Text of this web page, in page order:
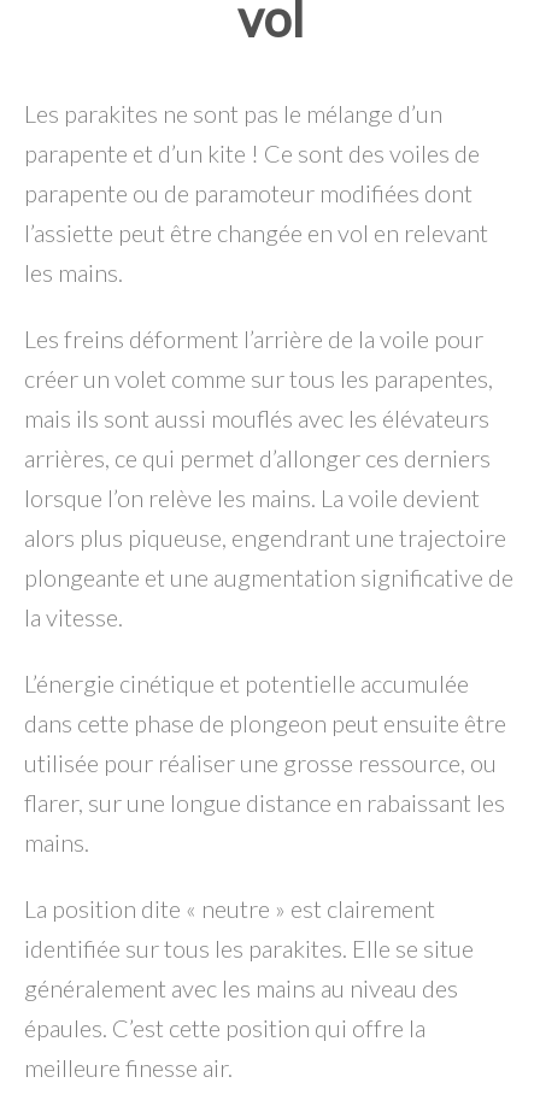
vol
Les parakites ne sont pas le mélange d’un
parapente et d’un kite ! Ce sont des voiles de
parapente ou de paramoteur modifiées dont
l’assiette peut être changée en vol en relevant
les mains.
Les freins déforment l’arrière de la voile pour
créer un volet comme sur tous les parapentes,
mais ils sont aussi mouflés avec les élévateurs
arrières, ce qui permet d’allonger ces derniers
lorsque l’on relève les mains. La voile devient
alors plus piqueuse, engendrant une trajectoire
plongeante et une augmentation significative de
la vitesse.
L’énergie cinétique et potentielle accumulée
dans cette phase de plongeon peut ensuite être
utilisée pour réaliser une grosse ressource, ou
flarer, sur une longue distance en rabaissant les
mains.
La position dite « neutre » est clairement
identifiée sur tous les parakites. Elle se situe
généralement avec les mains au niveau des
épaules. C’est cette position qui offre la
meilleure finesse air.